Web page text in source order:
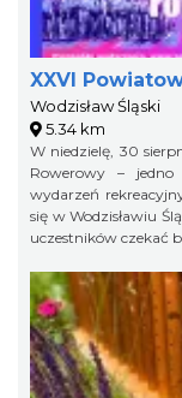
XXVI
Wodzisław Śląski
5.34 km
W niedzielę, 30
Rowerowy –
wydarzeń
się w Wodzisławiu
uczestników czekać